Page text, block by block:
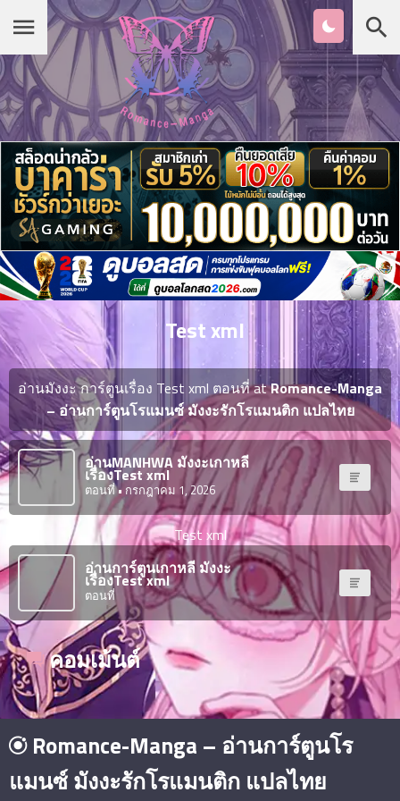
หน้าแรก
หมวดมังงะ
รายชื่อมังงะ Romance
เกาหลี
ญี่ปุ่น
จบแล้ว
มังงะ NTR
บุ๊กมาร์ก
อ่านมังงะ
Test xml
อ่านมังงะ การ์ตูนเรื่อง Test xml ตอนที่ atRomance-Manga
– อ่านการ์ตูนโรแมนซ์ มังงะรักโรแมนติก แปลไทย
อ่านMANHWA มังงะเกาหลี
เรื่องTest xml
ตอนที่• กรกฎาคม 1, 2026
Test xml
อ่านการ์ตูนเกาหลี มังงะ
เรื่องTest xml
ตอนที่
คอมเม้นต์
Chapter
List
1
ตอน
ที่
น
2
ตอน
ที่
น
3
ตอน
ที่
ม
ตอน
ที่
5
ตอน
ที่
น
6
ตอน
ที่
7
ตอน
น
8
ตอน
ที่
น
9
ตอน
ที่
น
10
Romance-Manga – อ่านการ์ตูนโร
แมนซ์ มังงะรักโรแมนติก แปลไทย